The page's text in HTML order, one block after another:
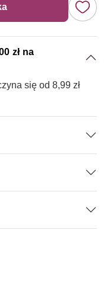
zł na
się od 8,99 zł